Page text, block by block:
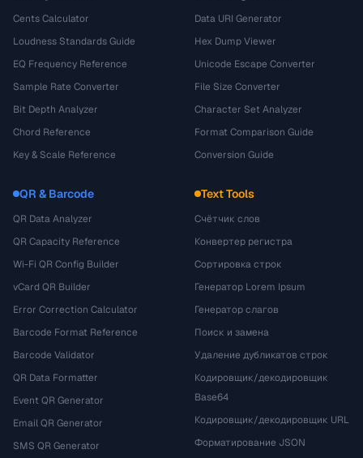
Cents Calculator
Loudness Standards Guide
EQ Frequency Reference
Sample Rate Converter
Bit Depth Analyzer
Chord Reference
Key & Scale Reference
Data URI Generator
Hex Dump Viewer
Unicode Escape Converter
File Size Converter
Character Set Analyzer
Format Comparison Guide
Conversion Guide
QR & Barcode
QR Data Analyzer
QR Capacity Reference
Wi-Fi QR Config Builder
vCard QR Builder
Error Correction Calculator
Barcode Format Reference
Barcode Validator
QR Data Formatter
Event QR Generator
Email QR Generator
SMS QR Generator
Text Tools
Счётчик слов
Конвертер регистра
Сортировка строк
Генератор Lorem Ipsum
Генератор слагов
Поиск и замена
Удаление дубликатов строк
Кодировщик/декодировщик
Base64
Кодировщик/декодировщик URL
Форматирование JSON